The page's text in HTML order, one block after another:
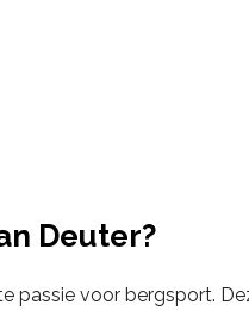
Deuter?
passie voor bergsport.